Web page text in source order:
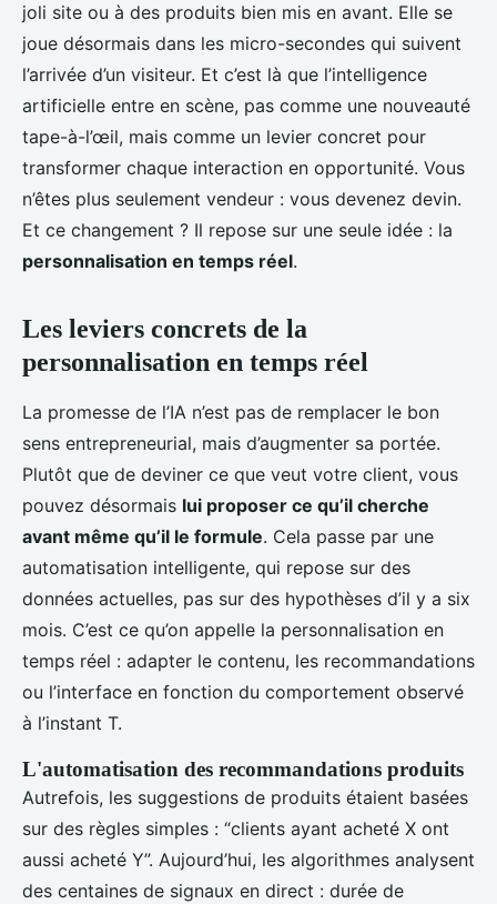
joli site ou à des produits bien mis en avant. Elle se
joue désormais dans les micro-secondes qui suivent
l’arrivée d’un visiteur. Et c’est là que l’intelligence
artificielle entre en scène, pas comme une nouveauté
tape-à-l’œil, mais comme un levier concret pour
transformer chaque interaction en opportunité. Vous
n’êtes plus seulement vendeur : vous devenez devin.
Et ce changement ? Il repose sur une seule idée : la
personnalisation en temps réel.
Les leviers concrets de la
personnalisation en temps réel
La promesse de l’IA n’est pas de remplacer le bon
sens entrepreneurial, mais d’augmenter sa portée.
Plutôt que de deviner ce que veut votre client, vous
pouvez désormais lui proposer ce qu’il cherche
avant même qu’il le formule. Cela passe par une
automatisation intelligente, qui repose sur des
données actuelles, pas sur des hypothèses d’il y a six
mois. C’est ce qu’on appelle la personnalisation en
temps réel : adapter le contenu, les recommandations
ou l’interface en fonction du comportement observé
à l’instant T.
L'automatisation des recommandations produits
Autrefois, les suggestions de produits étaient basées
sur des règles simples : “clients ayant acheté X ont
aussi acheté Y”. Aujourd’hui, les algorithmes analysent
des centaines de signaux en direct : durée de